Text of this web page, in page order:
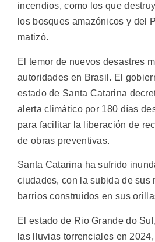
incendios, como los que
los bosques amazónicos y del
matizó.
El temor de nuevos desastres
autoridades en Brasil. El
estado de Santa Catarina
alerta climático por 180 días
para facilitar la liberación de
de obras preventivas.
Santa Catarina ha sufrido
ciudades, con la subida de sus
barrios construidos en sus
El estado de Rio Grande do
las lluvias torrenciales en